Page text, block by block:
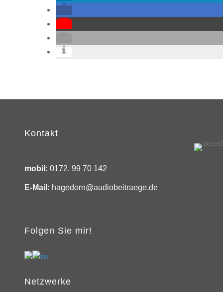
Kontakt
mobil: 0172. 99 70 142
E-Mail: hagedorn@audiobeitraege.de
Folgen Sie mir!
Netzwerke